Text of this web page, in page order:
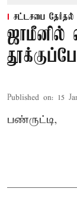
சட்டசபை தேர்தல்
Published on: 15
பண்ருட்டி,